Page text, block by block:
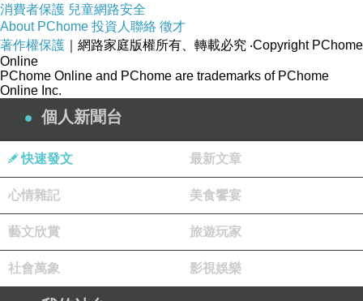
消費者保護 兒童網路安全
About PChome 投資人聯絡 徵才
著作權保護 ｜網路家庭版權所有、轉載必究 ‧Copyright PChome
Online
PChome Online and PChome are trademarks of PChome
Online Inc.
個人新聞台
快速發文 最新文章
心情雜記 美食饗宴
藝文欣賞 旅遊玩家
社會萬象 影視娛樂